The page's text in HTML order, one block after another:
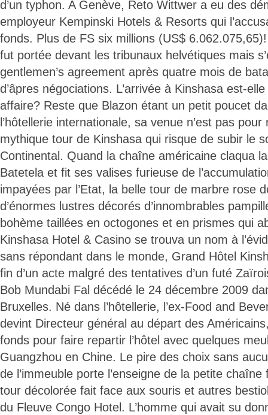
d’un typhon. A Genève, Reto Wittwer a eu des
employeur Kempinski Hotels & Resorts qui
fonds. Plus de FS six millions (US$
fut portée devant les tribunaux helvétiques mais
gentlemen’s agreement après quatre mois de
d’âpres négociations. L’arrivée à Kinshasa est-
affaire? Reste que Blazon étant un petit poucet
l’hôtellerie internationale, sa venue n’est pas
mythique tour de Kinshasa qui risque de subir le
Continental. Quand la chaîne américaine claqua
Batetela et fit ses valises furieuse de
impayées par l’Etat, la belle tour de marbre rose
d’énormes lustres décorés d’innombrables
bohème taillées en octogones et en prismes qui
Kinshasa Hotel & Casino se trouva un nom à
sans répondant dans le monde, Grand Hôtel
fin d’un acte malgré des tentatives d’un futé
Bob Mundabi Fal décédé le 24 décembre 2009
Bruxelles. Né dans l’hôtellerie, l’ex-Food and
devint Directeur général au départ des
fonds pour faire repartir l’hôtel avec quelques
Guangzhou en Chine. Le pire des choix sans
de l’immeuble porte l’enseigne de la petite
tour décolorée fait face aux souris et autres
du Fleuve Congo Hotel. L’homme qui avait su